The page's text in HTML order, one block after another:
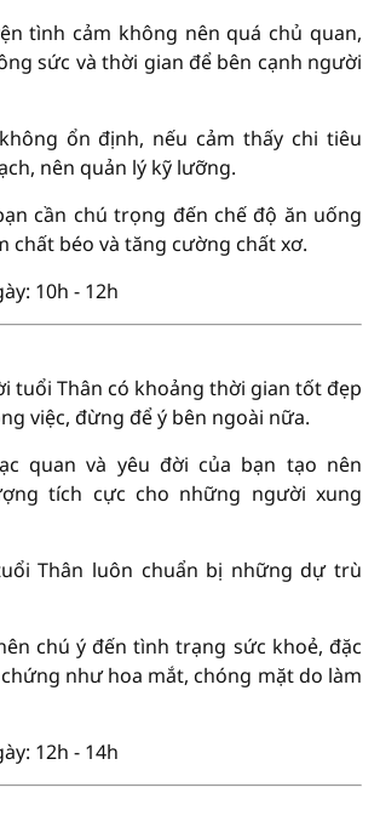
tình cảm không nên quá chủ quan,
sức và thời gian để bên cạnh người
ổn định, nếu cảm thấy chi tiêu
nên quản lý kỹ lưỡng.
cần chú trọng đến chế độ ăn uống
chất béo và tăng cường chất xơ.
10h - 12h
tuổi Thân có khoảng thời gian tốt đẹp
việc, đừng để ý bên ngoài nữa.
quan và yêu đời của bạn tạo nên
tích cực cho những người xung
Thân luôn chuẩn bị những dự trù
chú ý đến tình trạng sức khoẻ, đặc
như hoa mắt, chóng mặt do làm
12h - 14h